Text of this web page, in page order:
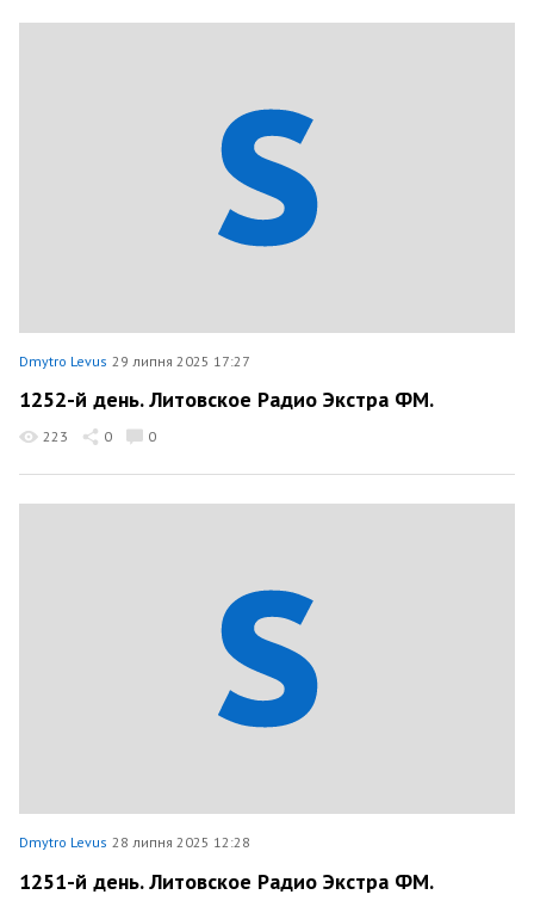
Dmytro Levus 29 липня 2025 17:27
1252-й день. Литовское Радио Экстра ФМ.
223 0 0
Dmytro Levus 28 липня 2025 12:28
1251-й день. Литовское Радио Экстра ФМ.